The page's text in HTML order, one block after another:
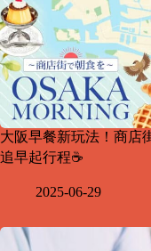
大阪早餐新玩法！商店
追早起行程☕
2025-06-29